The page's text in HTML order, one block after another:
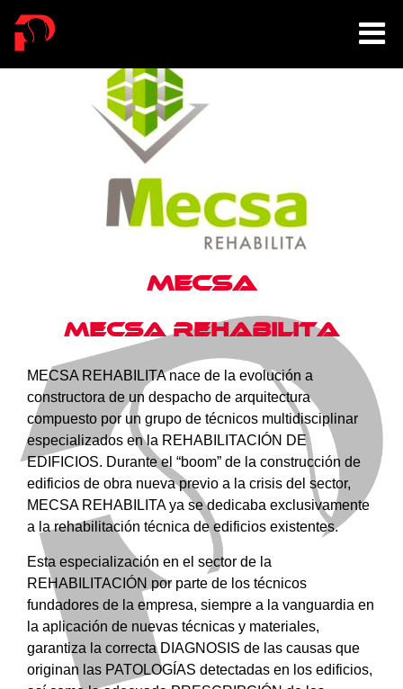
Mecsa
Mecsa Rehabilita
MECSA REHABILITA nace de la evolución a
constructora de un despacho de arquitectura
compuesto por un grupo de técnicos multidisciplinar
especializados en la REHABILITACIÓN DE
EDIFICIOS. Durante el “boom” de la construcción de
edificios de obra nueva previo a la crisis del sector,
MECSA REHABILITA ya se dedicaba exclusivamente
a la rehabilitación técnica de edificios existentes.
Esta especialización en el sector de la
REHABILITACIÓN por parte de los técnicos
fundadores de la empresa, siempre a la vanguardia en
la aplicación de nuevas técnicas y materiales,
garantiza la correcta DIAGNOSIS de las causas que
originan las PATOLOGÍAS detectadas en los edificios,